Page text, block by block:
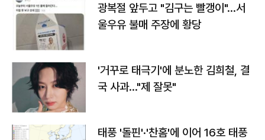
광복절 앞두고 "김구는 빨갱이"…서
울우유 불매 주장에 황당
'거꾸로 태극기'에 분노한 김희철, 결
국 사과…"제 잘못"
태풍 '돌핀'·'찬홈'에 이어 16호 태풍